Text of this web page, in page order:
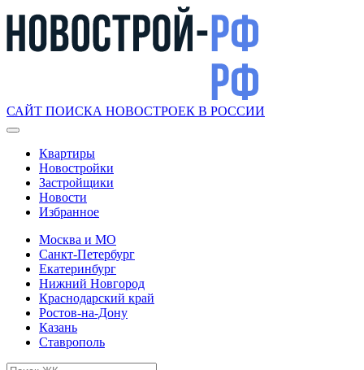
САЙТ ПОИСКА НОВОСТРОЕК В РОССИИ
Квартиры
Новостройки
Застройщики
Новости
Избранное
Москва и МО
Санкт-Петербург
Екатеринбург
Нижний Новгород
Краснодарский край
Ростов-на-Дону
Казань
Ставрополь